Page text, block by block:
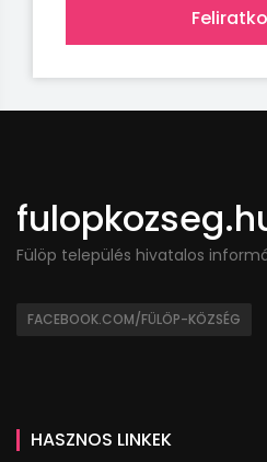
Fülöp település hivatalos
FACEBOOK.COM/FÜLÖP-KÖZSÉG
HASZNOS LINKEK